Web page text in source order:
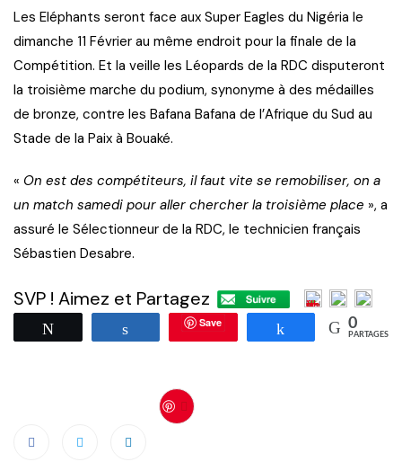
Les Eléphants seront face aux Super Eagles du Nigéria le
dimanche 11 Février au même endroit pour la finale de la
Compétition. Et la veille les Léopards de la RDC disputeront
la troisième marche du podium, synonyme à des médailles
de bronze, contre les Bafana Bafana de l’Afrique du Sud au
Stade de la Paix à Bouaké.
« On est des compétiteurs, il faut vite se remobiliser, on a
un match samedi pour aller chercher la troisième place », a
assuré le Sélectionneur de la RDC, le technicien français
Sébastien Desabre.
SVP ! Aimez et Partagez
Partagez Save Partagez 0
PARTAGES